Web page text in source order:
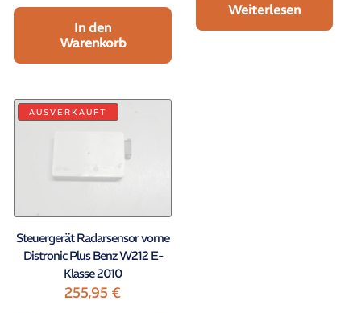
In den
Warenkorb
Weiterlesen
AUSVERKAUFT
Steuergerät Radarsensor vorne
Distronic Plus Benz W212 E-
Klasse 2010
255,95€